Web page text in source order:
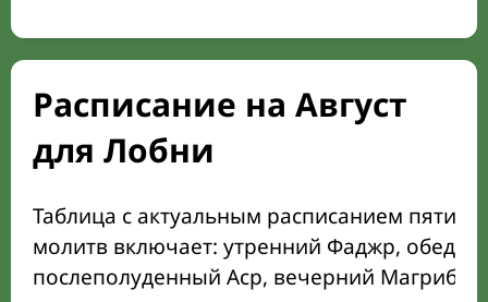
Расписание на Август
для Лобни
Таблица с актуальным расписанием пяти
молитв включает: утренний Фаджр,
послеполуденный Аср, вечерний Магриб